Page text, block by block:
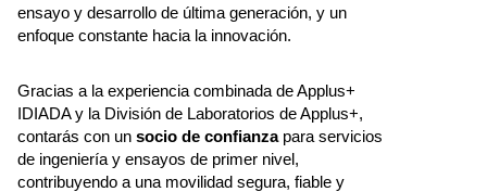
ensayo y desarrollo de última generación, y un
enfoque constante hacia la innovación.
Gracias a la experiencia combinada de Applus+
IDIADA y la División de Laboratorios de Applus+,
contarás con un socio de confianzapara servicios
de ingeniería y ensayos de primer nivel,
contribuyendo a una movilidad segura, fiable y